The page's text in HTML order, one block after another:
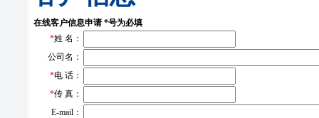
在线客户信息申请 *号为必填
*姓 名：
公司名：
*电 话：
*传 真：
E-mail：